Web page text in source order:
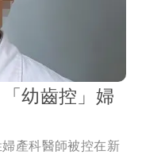
幼齒控」婦
產科醫師被控在新